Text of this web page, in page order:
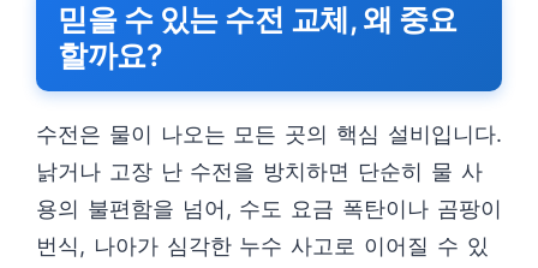
믿을 수 있는 수전 교체, 왜 중요
할까요?
수전은 물이 나오는 모든 곳의 핵심 설비입니다.
낡거나 고장 난 수전을 방치하면 단순히 물 사
용의 불편함을 넘어, 수도 요금 폭탄이나 곰팡이
번식, 나아가 심각한 누수 사고로 이어질 수 있